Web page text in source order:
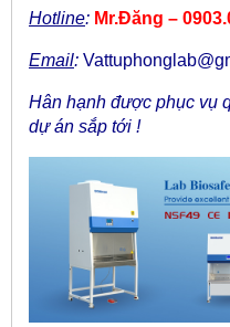
Hotline: Mr.Đăng –
Email:
Hân hạnh được phục vụ
dự án sắp tới !